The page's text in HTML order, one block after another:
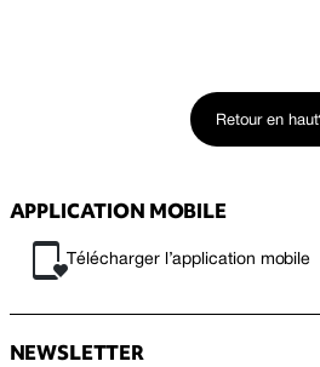
Retour en haut
APPLICATION MOBILE
Télécharger l’application mobile
NEWSLETTER